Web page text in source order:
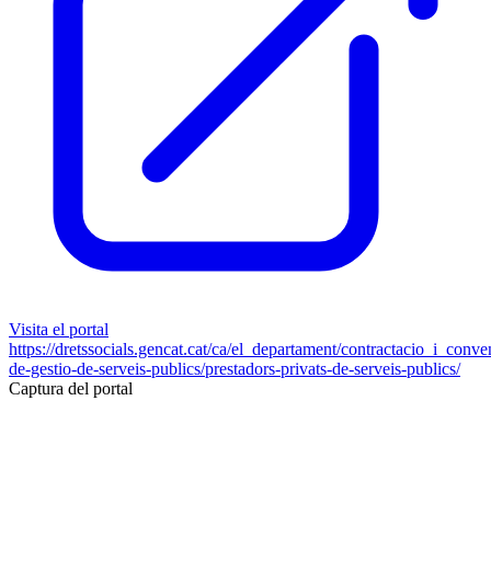
Visita el portal
https://dretssocials.gencat.cat/ca/el_departament/
de-gestio-de-serveis-publics/prestadors-privats-de-serveis-publics/
Captura del portal